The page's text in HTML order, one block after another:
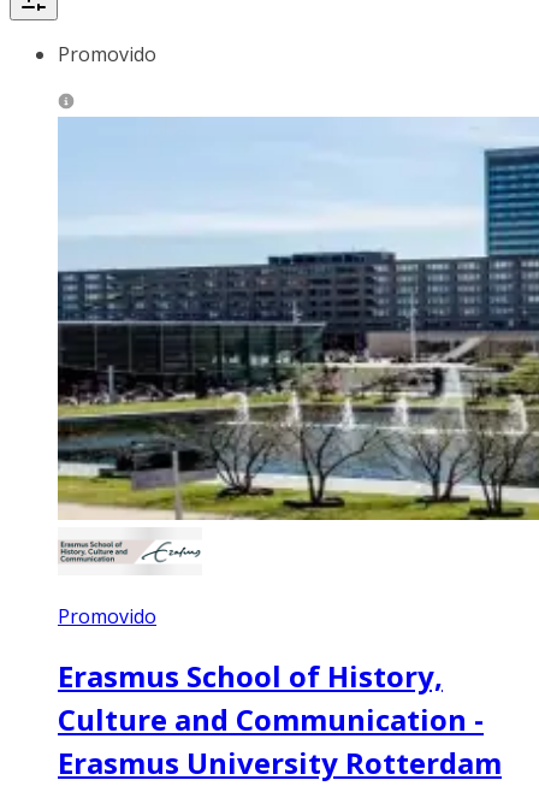
Promovido
Promovido
Erasmus School of History,
Culture and Communication -
Erasmus University Rotterdam